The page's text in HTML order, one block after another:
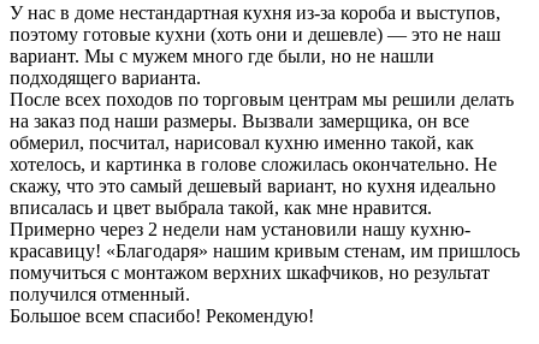
У нас в доме нестандартная кухня из-за короба и выступов,
поэтому готовые кухни (хоть они и дешевле) — это не наш
вариант. Мы с мужем много где были, но не нашли
подходящего варианта.
После всех походов по торговым центрам мы решили делать
на заказ под наши размеры. Вызвали замерщика, он все
обмерил, посчитал, нарисовал кухню именно такой, как
хотелось, и картинка в голове сложилась окончательно. Не
скажу, что это самый дешевый вариант, но кухня идеально
вписалась и цвет выбрала такой, как мне нравится.
Примерно через 2 недели нам установили нашу кухню-
красавицу! «Благодаря» нашим кривым стенам, им пришлось
помучиться с монтажом верхних шкафчиков, но результат
получился отменный.
Большое всем спасибо! Рекомендую!